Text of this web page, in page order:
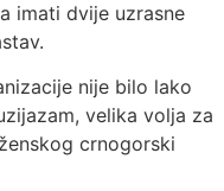
imati dvije uzrasne
nije bilo lako
velika volja za
crnogorski